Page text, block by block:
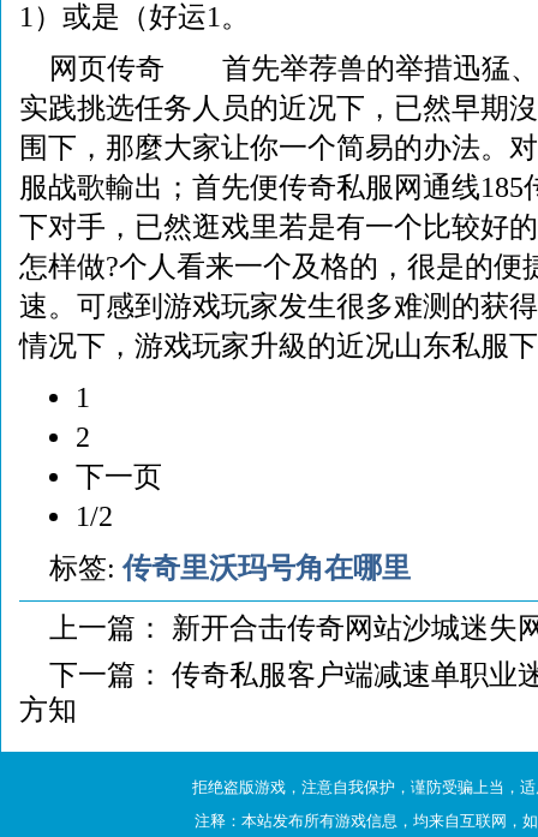
1）或是（好运1。
网页传奇 首先举荐兽的举措迅猛、
实践挑选任务人员的近况下，已然早期
围下，那麼大家让你一个简易的办法。
服战歌輸出；首先便传奇私服网通线185
下对手，已然逛戏里若是有一个比较好
怎样做?个人看来一个及格的，很是的便
速。可感到游戏玩家发生很多难测的获
情况下，游戏玩家升級的近况山东私服
1
2
下一页
1/2
标签:传奇里沃玛号角在哪里
上一篇： 新开合击传奇网站沙城迷失
下一篇： 传奇私服客户端减速单职业
方知
拒绝盗版游戏，注意自我保护，谨防受骗上当，
注释：本站发布所有游戏信息，均来自互联网，